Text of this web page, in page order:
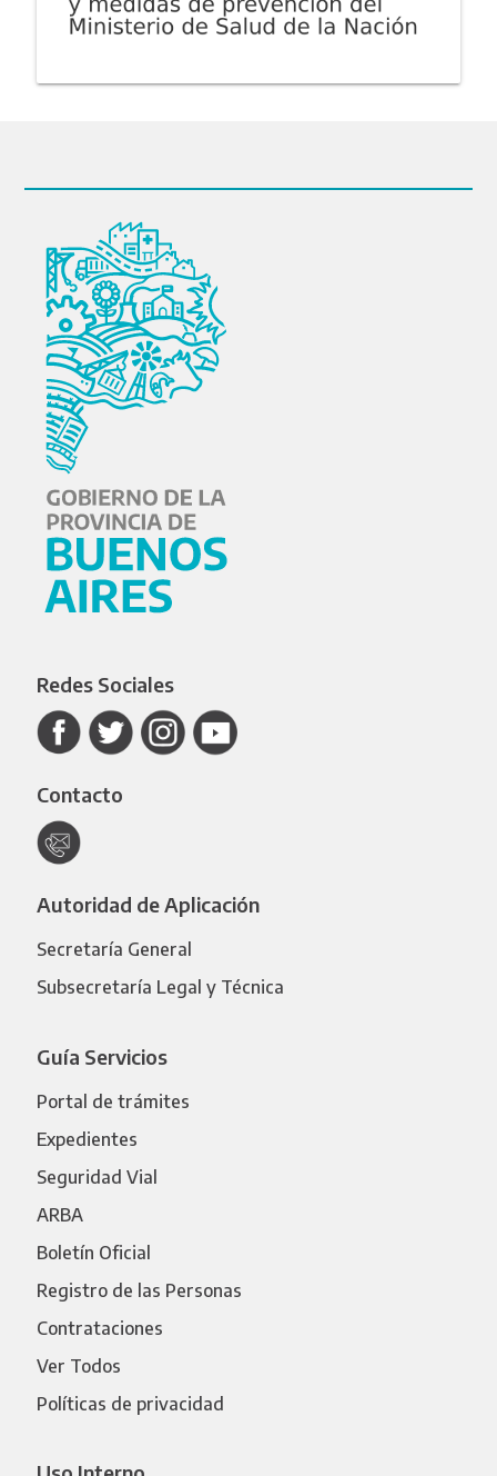
Redes Sociales
Contacto
Autoridad de Aplicación
Secretaría General
Subsecretaría Legal y Técnica
Guía Servicios
Portal de trámites
Expedientes
Seguridad Vial
ARBA
Boletín Oficial
Registro de las Personas
Contrataciones
Ver Todos
Políticas de privacidad